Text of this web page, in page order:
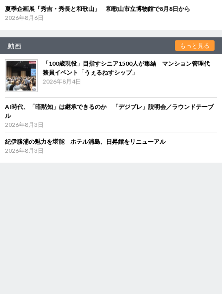
夏季企画展「秀吉・秀長と和歌山」 和歌山市立博物館で8月8日から
2026年8月6日
動画 もっと見る
「100歳現役」目指すシニア1500人が集結 マンション管理代
務員イベント「うぇるねすシップ」
2026年8月4日
AI時代、「暗黙知」は継承できるのか 「デジブレ」説明会／ラウンドテーブ
ル
2026年8月3日
紀伊勝浦の魅力を堪能 ホテル浦島、日昇館をリニューアル
2026年8月3日